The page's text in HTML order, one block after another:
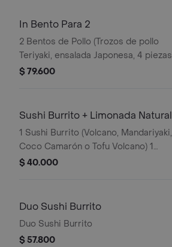
In Bento Para 2
2 Bentos de Pollo (Trozos de pollo
Teriyaki, ensalada Japonesa, 4 piezas
de sushi California y arroz japonés,
$ 79.600
Sushi Burrito + Limonada Natural
1 Sushi Burrito (Volcano, Mandariyaki,
Coco Camarón o Tofu Volcano) 1
Limonada Natural
$ 40.000
Duo Sushi Burrito
Duo Sushi Burrito
$ 57.800